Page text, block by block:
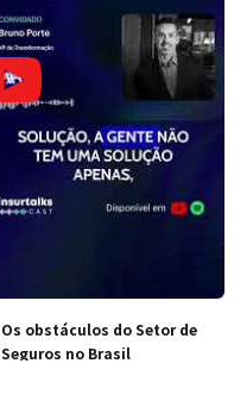
Os obstáculos do Setor de
Seguros no Brasil